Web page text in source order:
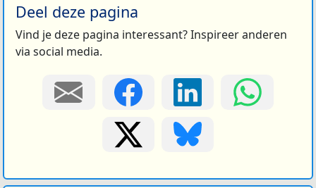
Deel deze pagina
Vind je deze pagina interessant? Inspireer anderen
via social media.